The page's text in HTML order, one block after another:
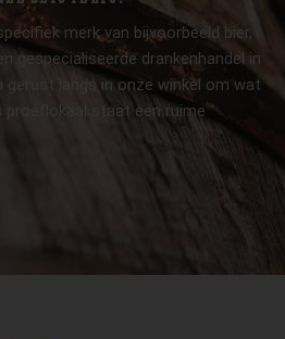
merk van bijvoorbeeld bier,
gespecialiseerde drankenhandel in
gerust langs in onze winkel om wat
proeflokaal staat een ruime